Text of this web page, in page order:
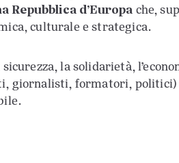
Repubblica d’Europa che,
culturale e strategica.
la solidarietà,
giornalisti, formatori,